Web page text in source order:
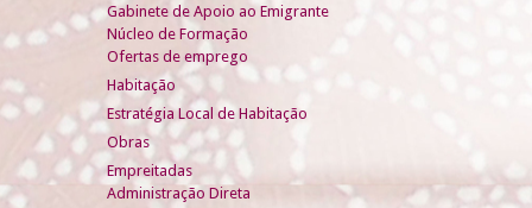
Gabinete de Apoio ao Emigrante
Núcleo de Formação
Ofertas de emprego
Habitação
Estratégia Local de Habitação
Obras
Empreitadas
Administração Direta